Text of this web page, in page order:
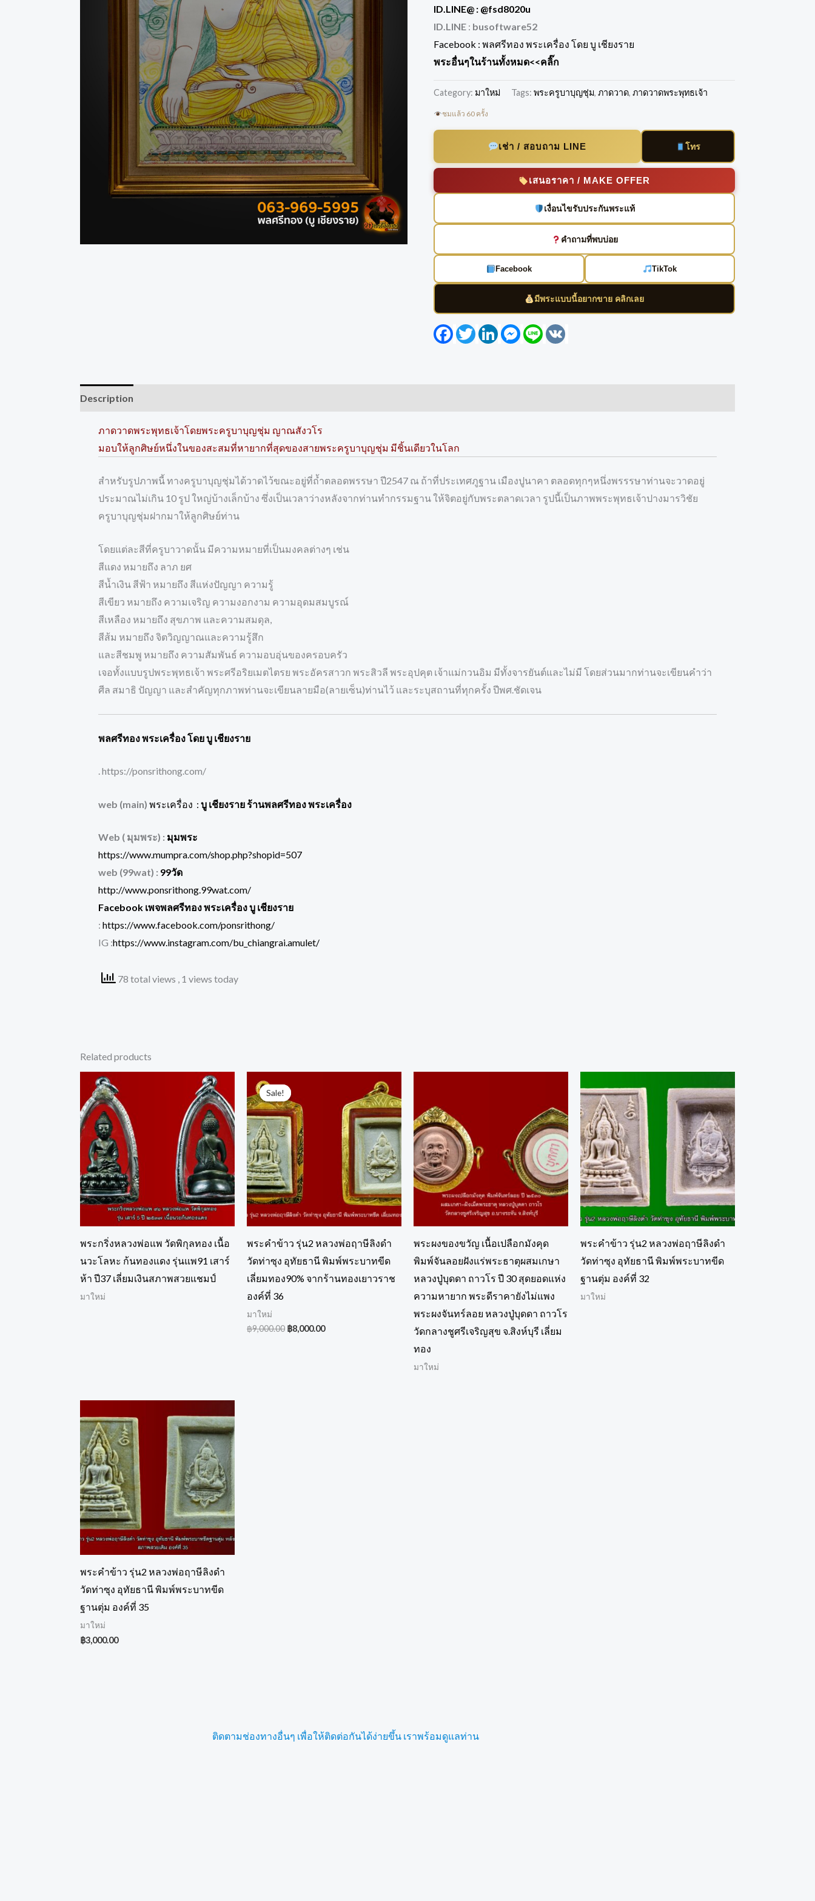
ID.LINE@ : @fsd8020u
ID.LINE : busoftware52
Facebook :พลศรีทอง พระเครื่อง โดย บู เชียงราย
พระอื่นๆในร้านทั้งหมด<<คลิ๊ก
Category: มาใหม่ Tags:พระครูบาบุญชุ่ม,ภาดวาด,ภาดวาดพระพุทธเจ้า
ชมแล้ว 60 ครั้ง
เช่า / สอบถาม LINE โทร
เสนอราคา / MAKE OFFER
เงื่อนไขรับประกันพระแท้
คำถามที่พบบ่อย
Facebook TikTok
มีพระแบบนี้อยากขาย คลิกเลย
Facebook
TwitterLinkedInMessenger
Line
Description
ภาดวาดพระพุทธเจ้าโดยพระครูบาบุญชุ่ม ญาณสังวโร
มอบให้ลูกศิษย์หนึ่งในของสะสมที่หายากที่สุดของสายพระครูบาบุญชุ่ม มีชิ้นเดียวในโลก
สำหรับรูปภาพนี้ ทางครูบาบุญชุ่มได้วาดไว้ขณะอยู่ที่ถ้ำตลอดพรรษา ปี2547 ณ ถ้าที่ประเทศภูฐาน เมืองปูนาคา ตลอดทุกๆหนึ่งพรรรษาท่านจะวาดอยู่
ประมาณไม่เกิน 10 รูป ใหญ่บ้างเล็กบ้าง ซึ่งเป็นเวลาว่างหลังจากท่านทำกรรมฐาน ให้จิตอยู่กับพระตลาดเวลา รูปนี้เป็นภาพพระพุทธเจ้าปางมารวิชัย
ครูบาบุญชุ่มฝากมาให้ลูกศิษย์ท่าน
โดยแต่ละสีที่ครูบาวาดนั้น มีความหมายที่เป็นมงคลต่างๆ เช่น
สีแดง หมายถึง ลาภ ยศ
สีน้ำเงิน สีฟ้า หมายถึง สีแห่งปัญญา ความรู้
สีเขียว หมายถึง ความเจริญ ความงอกงาม ความอุดมสมบูรณ์
สีเหลือง หมายถึง สุขภาพ และความสมดุล,
สีส้ม หมายถึง จิตวิญญาณและความรู้สึก
และสีชมพู หมายถึง ความสัมพันธ์ ความอบอุ่นของครอบครัว
เจอทั้งแบบรูปพระพุทธเจ้า พระศรีอริยเมตไตรย พระอัครสาวก พระสิวลี พระอุปคุต เจ้าแม่กวนอิม มีทั้งจารยันต์และไม่มี โดยส่วนมากท่านจะเขียนคำว่า
ศีล สมาธิ ปัญญา และสำคัญทุกภาพท่านจะเขียนลายมือ(ลายเซ็น)ท่านไว้ และระบุสถานที่ทุกครั้ง ปีพศ.ชัดเจน
พลศรีทอง พระเครื่อง โดย บู เชียงราย
. https://ponsrithong.com/
web (main) พระเครื่อง : บู เชียงราย ร้านพลศรีทอง พระเครื่อง
Web ( มุมพระ) : มุมพระ
https://www.mumpra.com/shop.php?shopid=507
web (99wat) : 99วัด
http://www.ponsrithong.99wat.com/
Facebook เพจพลศรีทอง พระเครื่อง บู เชียงราย
: https://www.facebook.com/ponsrithong/
IG :https://www.instagram.com/bu_chiangrai.amulet/
78 total views , 1 views today
Related products
พระกริ่งหลวงพ่อแพ วัดพิกุลทอง เนื้อ
นวะโลหะ ก้นทองแดง รุ่นแพ91 เสาร์
ห้า ปี37 เลี่ยมเงินสภาพสวยแชมป์
มาใหม่
Sale!
Sale!
พระคำข้าว รุ่น2 หลวงพ่อฤาษีลิงดำ
วัดท่าซุง อุทัยธานี พิมพ์พระบาทขีด
เลี่ยมทอง90% จากร้านทองเยาวราช
องค์ที่ 36
มาใหม่
฿9,000.00
price
was:
฿9,000.00.
฿8,000.00
฿8,000.00.
พระผงของขวัญ เนื้อเปลือกมังคุด
พิมพ์จันลอยฝังแร่พระธาตุผสมเกษา
หลวงปู่บุดดา ถาวโร ปี 30 สุดยอดแห่ง
ความหายาก พระดีราคายังไม่แพง
พระผงจันทร์ลอย หลวงปู่บุดดา ถาวโร
วัดกลางชูศรีเจริญสุข จ.สิงห์บุรี เลี่ยม
ทอง
มาใหม่
พระคำข้าว รุ่น2 หลวงพ่อฤาษีลิงดำ
วัดท่าซุง อุทัยธานี พิมพ์พระบาทขีด
ฐานตุ่ม องค์ที่ 32
มาใหม่
พระคำข้าว รุ่น2 หลวงพ่อฤาษีลิงดำ
วัดท่าซุง อุทัยธานี พิมพ์พระบาทขีด
ฐานตุ่ม องค์ที่ 35
มาใหม่
฿3,000.00
ติดตามช่องทางอื่นๆ เพื่อให้ติดต่อกันได้ง่ายขึ้น เราพร้อมดูแลท่าน